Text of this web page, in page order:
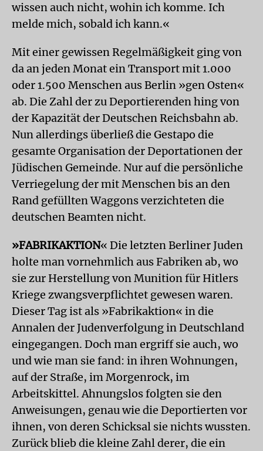
wissen auch nicht, wohin ich komme. Ich
melde mich, sobald ich kann.«
Mit einer gewissen Regelmäßigkeit ging von
da an jeden Monat ein Transport mit 1.000
oder 1.500 Menschen aus Berlin »gen Osten«
ab. Die Zahl der zu Deportierenden hing von
der Kapazität der Deutschen Reichsbahn ab.
Nun allerdings überließ die Gestapo die
gesamte Organisation der Deportationen der
Jüdischen Gemeinde. Nur auf die persönliche
Verriegelung der mit Menschen bis an den
Rand gefüllten Waggons verzichteten die
deutschen Beamten nicht.
»FABRIKAKTION« Die letzten Berliner Juden
holte man vornehmlich aus Fabriken ab, wo
sie zur Herstellung von Munition für Hitlers
Kriege zwangsverpflichtet gewesen waren.
Dieser Tag ist als »Fabrikaktion« in die
Annalen der Judenverfolgung in Deutschland
eingegangen. Doch man ergriff sie auch, wo
und wie man sie fand: in ihren Wohnungen,
auf der Straße, im Morgenrock, im
Arbeitskittel. Ahnungslos folgten sie den
Anweisungen, genau wie die Deportierten vor
ihnen, von deren Schicksal sie nichts wussten.
Zurück blieb die kleine Zahl derer, die ein